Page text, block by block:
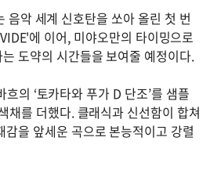
악 세계 신호탄을 쏘아 올린 첫 번
에 이어, 미야오만의 타이밍으로
도약의 시간들을 보여줄 예정이다.
흐의 ‘토카타와 푸가 D 단조’를 샘플
채를 더했다. 클래식과 신선함이 합쳐
을 앞세운 곡으로 본능적이고 강렬